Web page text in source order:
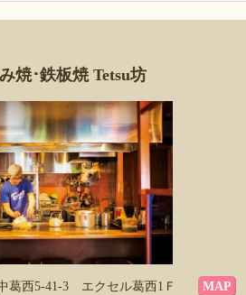
焼･鉄板焼 Tetsu坊
葛西5-41-3 エクセル葛西1Ｆ
MAP